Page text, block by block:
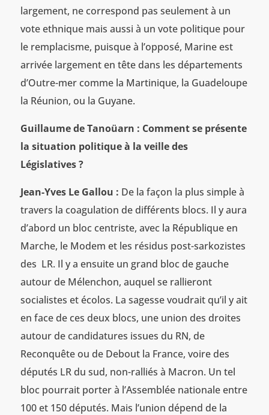
largement, ne correspond pas seulement à un
vote ethnique mais aussi à un vote politique pour
le remplacisme, puisque à l’opposé, Marine est
arrivée largement en tête dans les départements
d’Outre-mer comme la Martinique, la Guadeloupe
la Réunion, ou la Guyane.
Guillaume de Tanoüarn : Comment se présente
la situation politique à la veille des
Législatives ?
Jean-Yves Le Gallou : De la façon la plus simple à
travers la coagulation de différents blocs. Il y aura
d’abord un bloc centriste, avec la République en
Marche, le Modem et les résidus post-sarkozistes
des LR. Il y a ensuite un grand bloc de gauche
autour de Mélenchon, auquel se rallieront
socialistes et écolos. La sagesse voudrait qu’il y ait
en face de ces deux blocs, une union des droites
autour de candidatures issues du RN, de
Reconquête ou de Debout la France, voire des
députés LR du sud, non-ralliés à Macron. Un tel
bloc pourrait porter à l’Assemblée nationale entre
100 et 150 députés. Mais l’union dépend de la